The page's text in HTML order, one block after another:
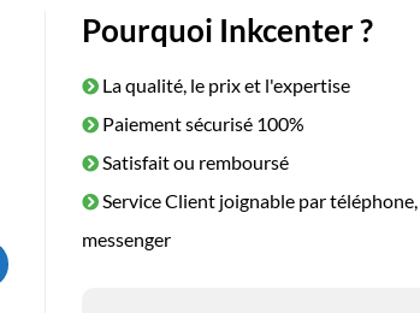
Pourquoi Inkcenter ?
La qualité, le prix et l'expertise
Paiement sécurisé 100%
Satisfait ou remboursé
Service Client joignable par téléphone,
messenger